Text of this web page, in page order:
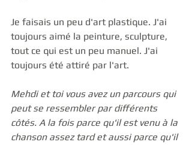
Je faisais un peu d'art plastique. J'ai
toujours aimé la peinture, sculpture,
tout ce qui est un peu manuel. J'ai
toujours été attiré par l'art.
Mehdi et toi vous avez un parcours qui
peut se ressembler par différents
côtés. A la fois parce qu'il est venu à la
chanson assez tard et aussi parce qu'il